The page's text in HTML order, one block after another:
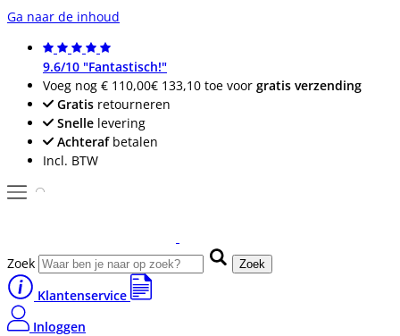
Ga naar de inhoud
9.6/10 "Fantastisch!"
Voeg nog € 110,00€ 133,10 toe voor gratis verzending
Gratis retourneren
Snelle levering
Achterafbetalen
Incl. BTW
Zoek Zoek
Klantenservice
Inloggen